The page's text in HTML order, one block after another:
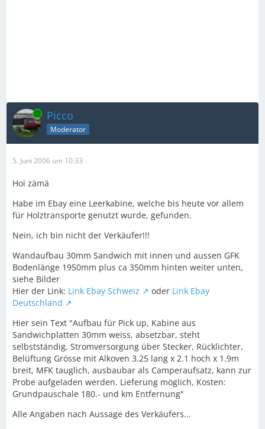
Online Picco
Moderator
5. Juni 2006 um 10:33
Hoi zämä
Habe im Ebay eine Leerkabine, welche bis heute vor allem
für Holztransporte genutzt wurde, gefunden.
Nein, ich bin nicht der Verkäufer!!!
Wandaufbau 30mm Sandwich mit innen und aussen GFK
Bodenlänge 1950mm plus ca 350mm hinten weiter unten,
siehe Bilder
Hier der Link: Link Ebay Schweiz oder Link Ebay
Deutschland
Hier sein Text "Aufbau für Pick up, Kabine aus
Sandwichplatten 30mm weiss, absetzbar, steht
selbstständig, Stromversorgung über Stecker, Rücklichter,
Belüftung Grösse mit Alkoven 3.25 lang x 2.1 hoch x 1.9m
breit, MFK tauglich, ausbaubar als Camperaufsatz, kann zur
Probe aufgeladen werden. Lieferung möglich, Kosten:
Grundpauschale 180.- und km Entfernung"
Alle Angaben nach Aussage des Verkäufers...